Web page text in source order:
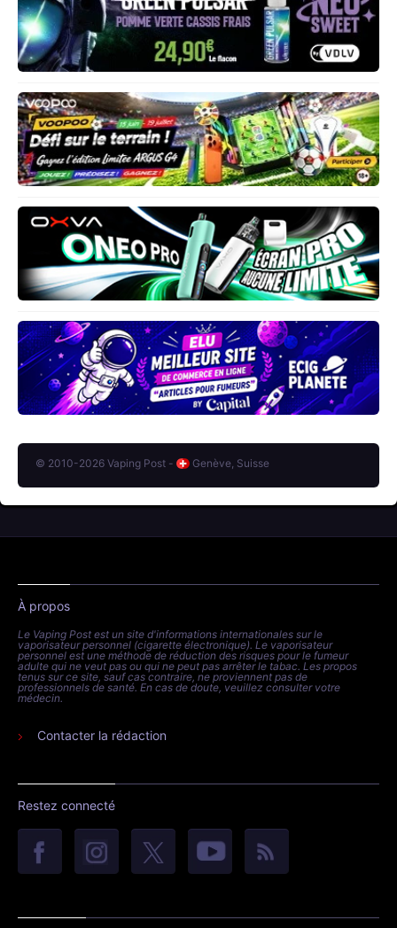
© 2010-2026 Vaping Post - Genève, Suisse
À propos
Le Vaping Post est un site d'informations internationales sur le
vaporisateur personnel (cigarette électronique). Le vaporisateur
personnel est une méthode de réduction des risques pour le fumeur
adulte qui ne veut pas ou qui ne peut pas arrêter le tabac. Les propos
tenus sur ce site, sauf cas contraire, ne proviennent pas de
professionnels de santé. En cas de doute, veuillez consulter votre
médecin.
Contacter la rédaction
Restez connecté